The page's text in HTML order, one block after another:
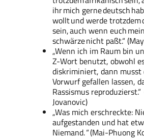
ihrmich gernedeutsch
wolltund werde trotzdem
sein,auch wenn euch
schwärzenicht paßt.“
„Wenn ich im Raum bin
Z-Wort benutzt, obwohl
diskriminiert, dann musst
Vorwurf gefallen lassen,
Rassismus reproduzierst.“
Jovanovic)
„Was mich erschreckte:
aufgestanden und hat
Niemand.“(Mai-Phuong